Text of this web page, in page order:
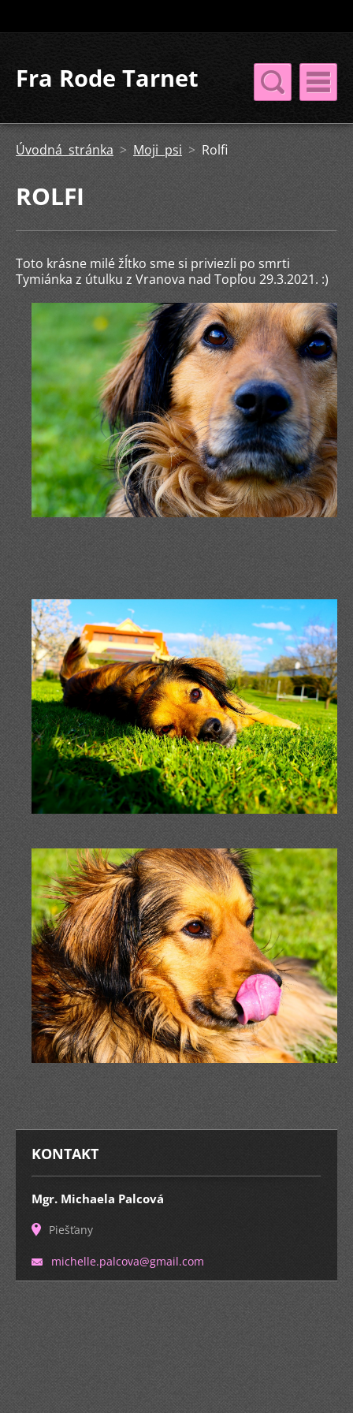
Fra Rode Tarnet
Úvodná stránka > Moji psi > Rolfi
ROLFI
Toto krásne milé žĺtko sme si priviezli po smrti
Tymiánka z útulku z Vranova nad Topľou 29.3.2021. :)
KONTAKT
Mgr. Michaela Palcová
Piešťany
michelle.palcova@gmail.com